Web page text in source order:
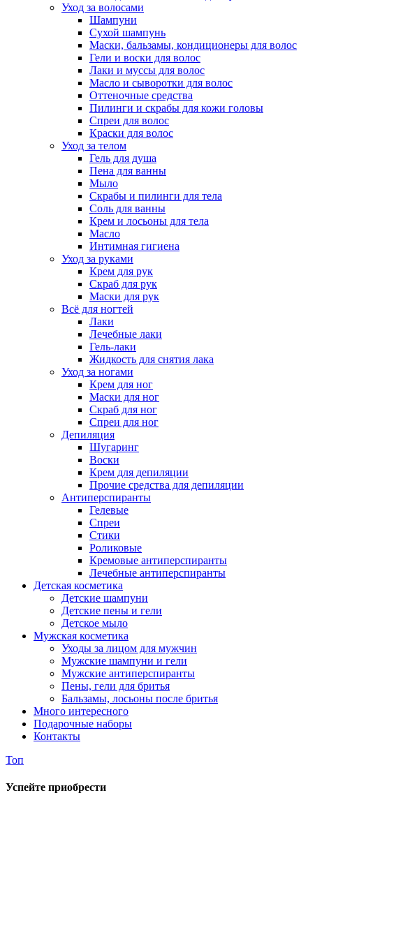
Уход за волосами
Шампуни
Сухой шампунь
Маски, бальзамы, кондиционеры для волос
Гели и воски для волос
Лаки и муссы для волос
Масло и сыворотки для волос
Оттеночные средства
Пилинги и скрабы для кожи головы
Спреи для волос
Краски для волос
Уход за телом
Гель для душа
Пена для ванны
Мыло
Скрабы и пилинги для тела
Соль для ванны
Крем и лосьоны для тела
Масло
Интимная гигиена
Уход за руками
Крем для рук
Скраб для рук
Маски для рук
Всё для ногтей
Лаки
Лечебные лаки
Гель-лаки
Жидкость для снятия лака
Уход за ногами
Крем для ног
Маски для ног
Скраб для ног
Спреи для ног
Депиляция
Шугаринг
Воски
Крем для депиляции
Прочие средства для депиляции
Антиперспиранты
Гелевые
Спреи
Стики
Роликовые
Кремовые антиперспиранты
Лечебные антиперспиранты
Детская косметика
Детские шампуни
Детские пены и гели
Детское мыло
Мужская косметика
Уходы за лицом для мужчин
Мужские шампуни и гели
Мужские антиперспиранты
Пены, гели для бритья
Бальзамы, лосьоны после бритья
Много интересного
Подарочные наборы
Контакты
Топ
Успейте приобрести